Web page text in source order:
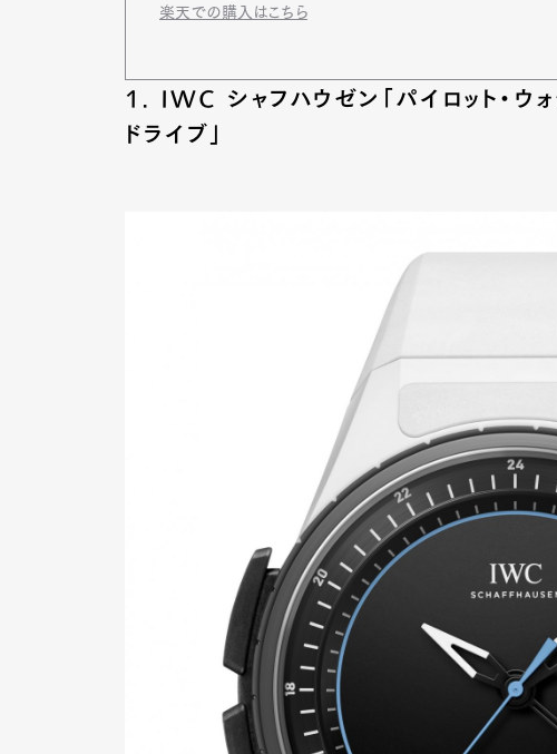
楽天での購入はこちら
1. IWC シャフハウゼン「パイロット・ウォ
ドライブ」